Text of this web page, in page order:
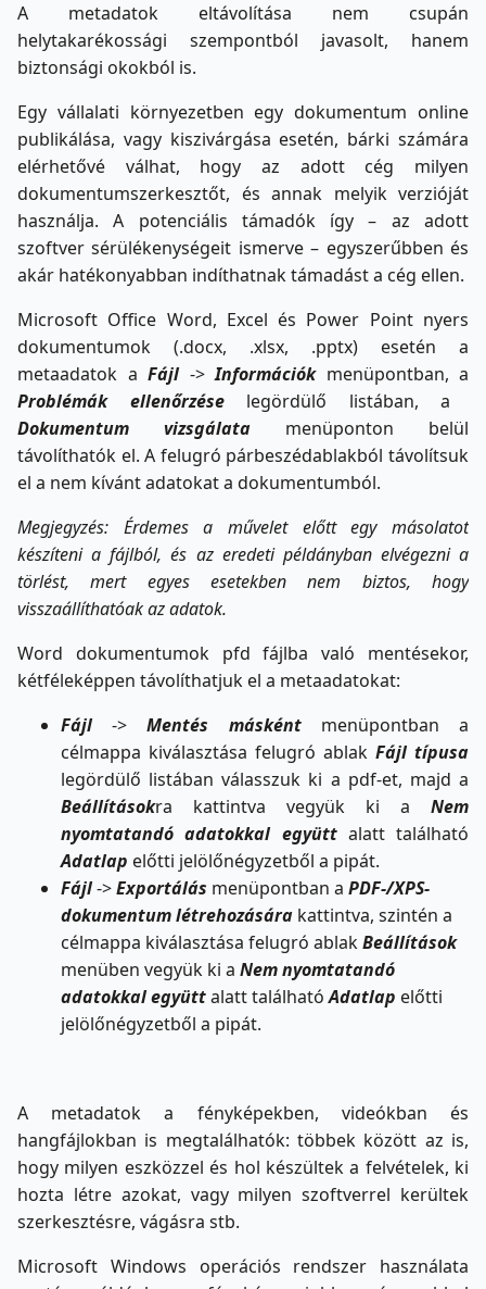
A metadatok eltávolítása nem csupán
helytakarékossági szempontból javasolt, hanem
biztonsági okokból is.
Egy vállalati környezetben egy dokumentum online
publikálása, vagy kiszivárgása esetén, bárki számára
elérhetővé válhat, hogy az adott cég milyen
dokumentumszerkesztőt, és annak melyik verzióját
használja. A potenciális támadók így – az adott
szoftver sérülékenységeit ismerve – egyszerűbben és
akár hatékonyabban indíthatnak támadást a cég ellen.
Microsoft Office Word, Excel és Power Point nyers
dokumentumok (.docx, .xlsx, .pptx) esetén a
metaadatok a Fájl->Információkmenüpontban, a
Problémák ellenőrzéselegördülő listában, a
Dokumentum vizsgálata menüponton belül
távolíthatók el. A felugró párbeszédablakból távolítsuk
el a nem kívánt adatokat a dokumentumból.
Megjegyzés: Érdemes a művelet előtt egy másolatot
készíteni a fájlból, és az eredeti példányban elvégezni a
törlést, mert egyes esetekben nem biztos, hogy
visszaállíthatóak az adatok.
Word dokumentumok pfd fájlba való mentésekor,
kétféleképpen távolíthatjuk el a metaadatokat:
Fájl->Mentés máskéntmenüpontban a
célmappa kiválasztása felugró ablak Fájl típusa
legördülő listában válasszuk ki a pdf-et, majd a
Beállításokra kattintva vegyük ki a Nem
nyomtatandó adatokkal együttalatt található
Adatlap előtti jelölőnégyzetből a pipát.
Fájl->Exportálás menüpontban a PDF-/XPS-
dokumentum létrehozására kattintva, szintén a
célmappa kiválasztása felugró ablakBeállítások
menüben vegyük ki a Nem nyomtatandó
adatokkal együttalatt találhatóAdatlap előtti
jelölőnégyzetből a pipát.
A metadatok a fényképekben, videókban és
hangfájlokban is megtalálhatók: többek között az is,
hogy milyen eszközzel és hol készültek a felvételek, ki
hozta létre azokat, vagy milyen szoftverrel kerültek
szerkesztésre, vágásra stb.
Microsoft Windows operációs rendszer használata